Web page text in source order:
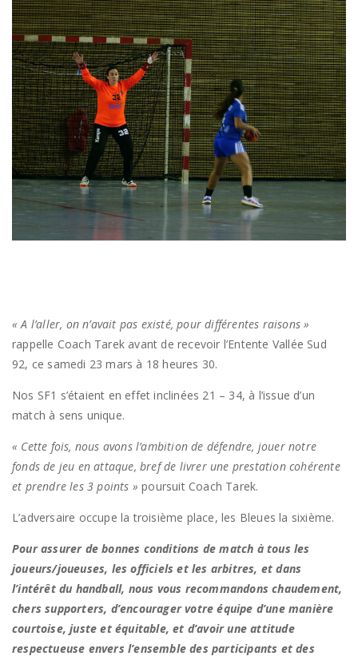
« A l’aller, on n’avait pas existé, pour différentes raisons »
rappelle Coach Tarek avant de recevoir l’Entente Vallée Sud
92, ce samedi 23 mars à 18 heures 30.
Nos SF1 s’étaient en effet inclinées 21 – 34, à l’issue d’un
match à sens unique.
« Cette fois, nous avons l’ambition de défendre, jouer notre
fonds de jeu en attaque, bref de livrer une prestation cohérente
et prendre les 3 points » poursuit Coach Tarek.
L’adversaire occupe la troisième place, les Bleues la sixième.
Pour assurer de bonnes conditions de match à tous les
joueurs/joueuses, les officiels et les arbitres, et dans
l’intérêt du handball, nous vous recommandons chaudement,
chers supporters, d’encourager votre équipe d’une manière
courtoise, juste et équitable, et d’avoir une attitude
respectueuse envers l’ensemble des participants et des